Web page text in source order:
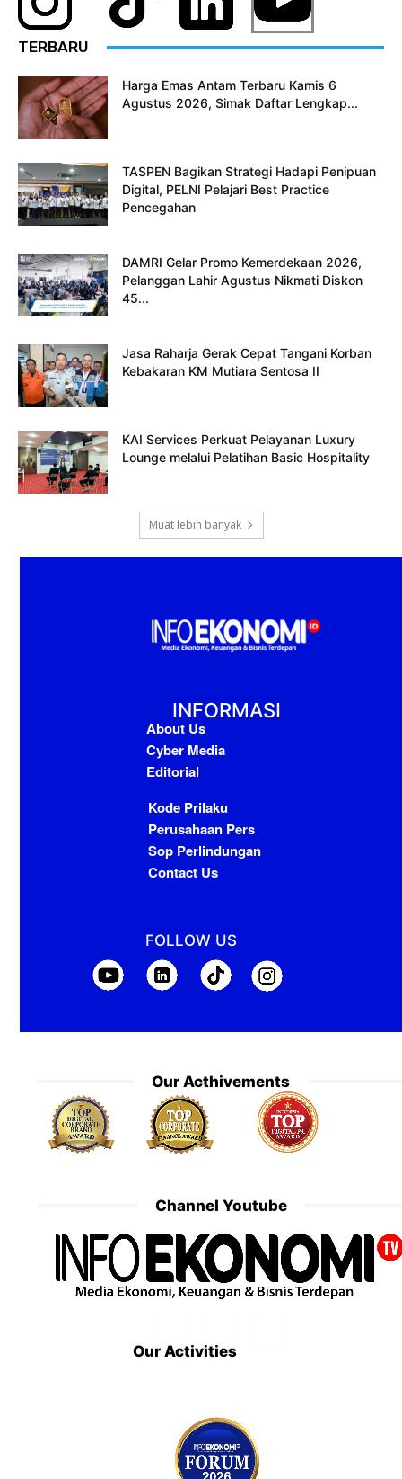
TERBARU
Harga Emas Antam Terbaru Kamis 6
Agustus 2026, Simak Daftar Lengkap...
TASPEN Bagikan Strategi Hadapi Penipuan
Digital, PELNI Pelajari Best Practice
Pencegahan
DAMRI Gelar Promo Kemerdekaan 2026,
Pelanggan Lahir Agustus Nikmati Diskon
45...
Jasa Raharja Gerak Cepat Tangani Korban
Kebakaran KM Mutiara Sentosa II
KAI Services Perkuat Pelayanan Luxury
Lounge melalui Pelatihan Basic Hospitality
Muat lebih banyak
INFORMASI
About Us
Cyber Media
Editorial
Kode Prilaku
Perusahaan Pers
Sop Perlindungan
Contact Us
FOLLOW US
Our Acthivements
Channel Youtube
Our Activities